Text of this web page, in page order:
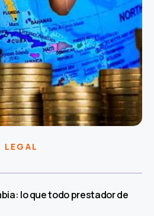
LEGAL
lo que todo prestador de